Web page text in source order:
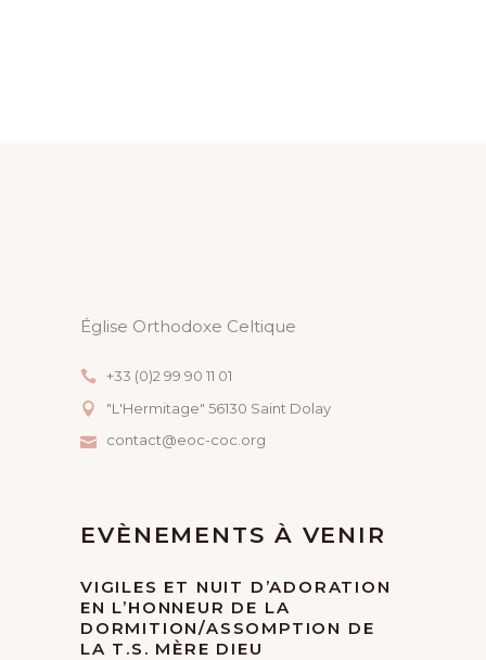
Église Orthodoxe Celtique
+33 (0)2 99 90 11 01
"L'Hermitage" 56130 Saint Dolay
contact@eoc-coc.org
EVÈNEMENTS À VENIR
VIGILES ET NUIT D’ADORATION
EN L’HONNEUR DE LA
DORMITION/ASSOMPTION DE
LA T.S. MÈRE DIEU